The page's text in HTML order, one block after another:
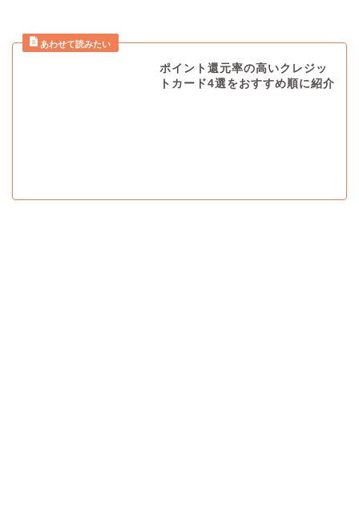
ポイント還元率の高いクレジッ
トカード4選をおすすめ順に紹介